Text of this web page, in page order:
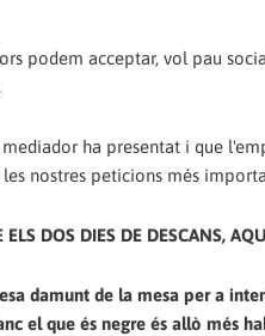
podem acceptar, vol pau
ha presentat i que
nostres peticions més
DOS DIES DE DESCANS,
damunt de la mesa per a
el que és negre és allò més